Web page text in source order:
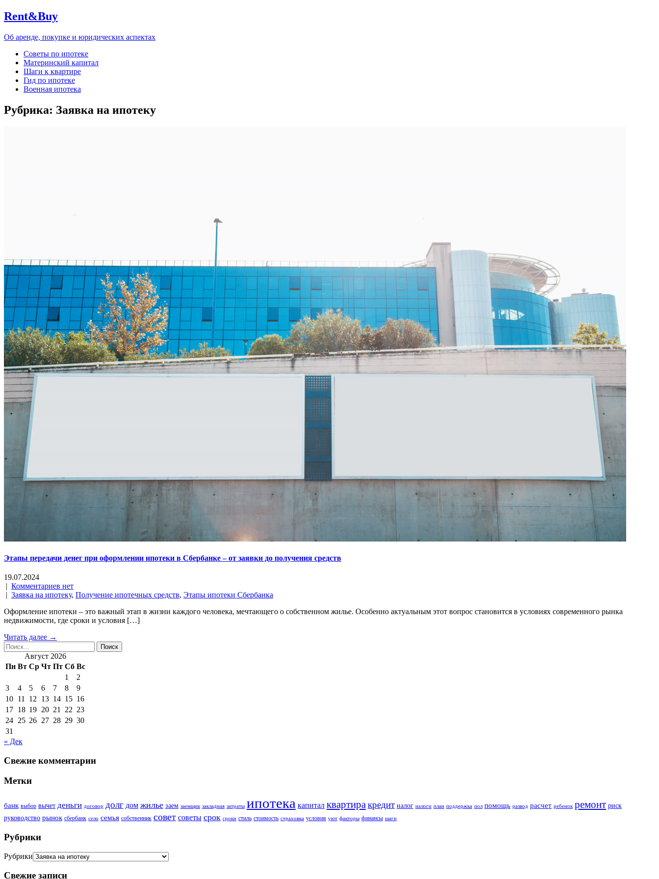
Rent&Buy
Об аренде, покупке и юридических аспектах
Советы по ипотеке
Материнский капитал
Шаги к квартире
Гид по ипотеке
Военная ипотека
Рубрика: Заявка на ипотеку
Этапы передачи денег при оформлении ипотеки в Сбербанке – от заявки до получения средств
19.07.2024
| Комментариев нет
| Заявка на ипотеку, Получение ипотечных средств, Этапы ипотеки Сбербанка
Оформление ипотеки – это важный этап в жизни каждого человека, мечтающего о собственном жилье. Особенно актуальным этот вопрос становится в условиях современного рынка
недвижимости, где сроки и условия […]
Читать далее →
Август 2026
Пн Вт Ср Чт Пт Сб Вс
1
2
3
4 5 6 7 8
9
10 11 12 13 14 15 16
17 18 19 20 21 22 23
24 25 26 27 28 29 30
31
« Дек
Свежие комментарии
Метки
банк выбор вычет деньги договор долг дом жилье заем заемщик закладная затраты ипотека капитал квартиракредит налог налоги план поддержка пол помощь развод расчет ребенок ремонт риск
руководство рынок сбербанк село семья собственник совет советы срок сроки стиль стоимость страховка условия уют факторы финансы шаги
Рубрики
Рубрики
Свежие записи